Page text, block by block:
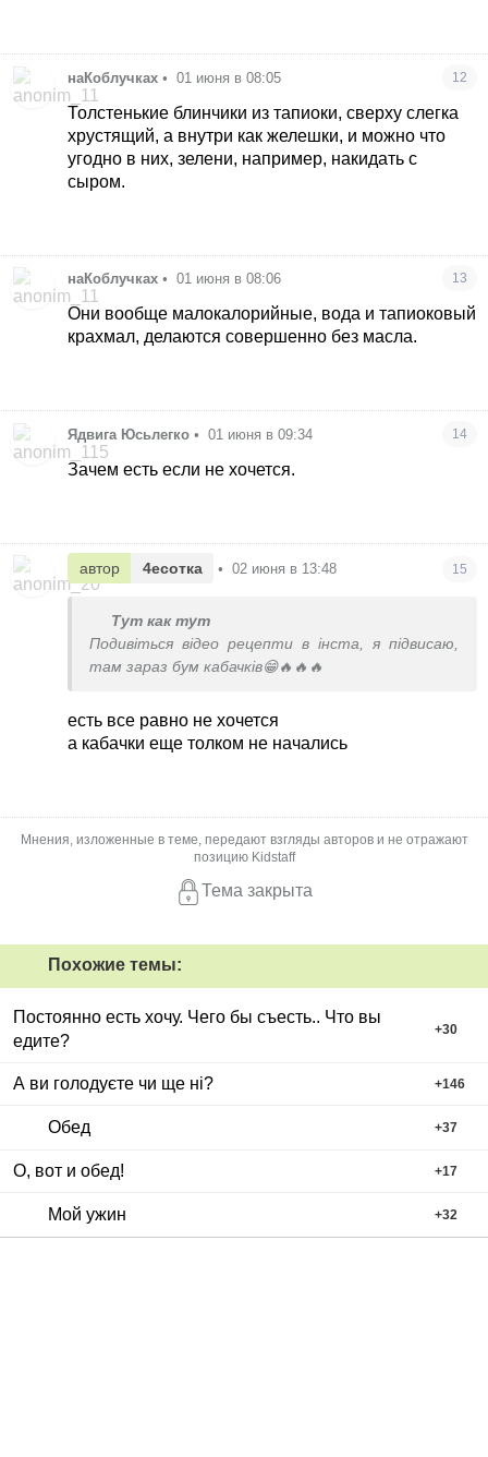
наКоблучках • 01 июня в 08:05 12
Толстенькие блинчики из тапиоки, сверху слегка
хрустящий, а внутри как желешки, и можно что
угодно в них, зелени, например, накидать с
сыром.
наКоблучках • 01 июня в 08:06 13
Они вообще малокалорийные, вода и тапиоковый
крахмал, делаются совершенно без масла.
Ядвига Юсьлегко • 01 июня в 09:34 14
Зачем есть если не хочется.
автор 4есотка • 02 июня в 13:48 15
Тут как тут
Подивіться відео рецепти в інста, я підвисаю,
там зараз бум кабачків😁🔥🔥🔥
есть все равно не хочется
а кабачки еще толком не начались
Мнения, изложенные в теме, передают взгляды авторов и не отражают
позицию Kidstaff
Тема закрыта
Похожие темы:
Постоянно есть хочу. Чего бы съесть.. Что вы
едите?
+30
А ви голодуєте чи ще ні? +146
Обед +37
О, вот и обед! +17
Мой ужин +32